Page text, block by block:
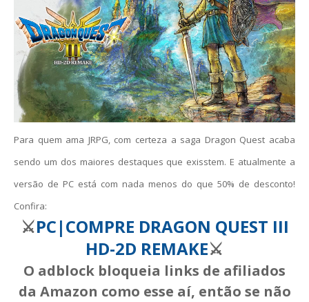
Para quem ama JRPG, com certeza a saga Dragon Quest acaba
sendo um dos maiores destaques que exisstem. E atualmente a
versão de PC está com nada menos do que 50% de desconto!
Confira:
⚔️PC|COMPRE DRAGON QUEST III
HD-2D REMAKE⚔️
O adblock bloqueia links de afiliados
da Amazon como esse aí, então se não